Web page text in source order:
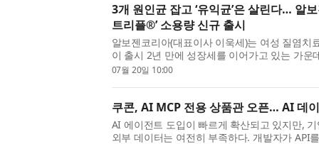
3개 원인균 잡고 ‘유익균’은 살린다… 알
트리플®’ 소용량 신규 출시
알보젠코리아(대표이사 이욱세)는 여성 질염치
이 출시 2년 만에 성장세를 이어가고 있는 가운
해 6개입 소용량 제품을 새롭게 출시했다고 밝
07월 20일 10:00
쿠콘, AI MCP 전용 상품관 오픈… AI 데
AI 에이전트 도입이 빠르게 확산되고 있지만,
외부 데이터는 여전히 부족하다. 개발자가 API